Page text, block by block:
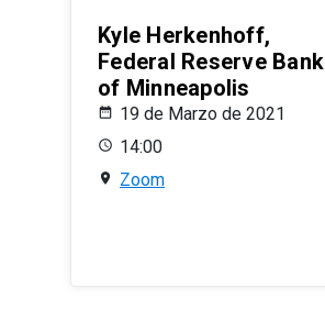
Kyle Herkenhoff,
Federal Reserve Bank
of Minneapolis
19 de Marzo de 2021
14:00
Zoom